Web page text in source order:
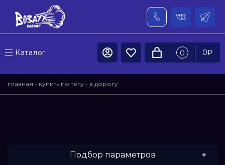
Каталог 0 0₽
главная - купить по тегу - в дорогу
Подбор параметров